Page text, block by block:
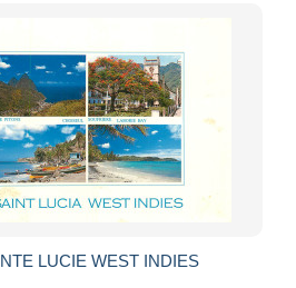
LUCIE WEST INDIES